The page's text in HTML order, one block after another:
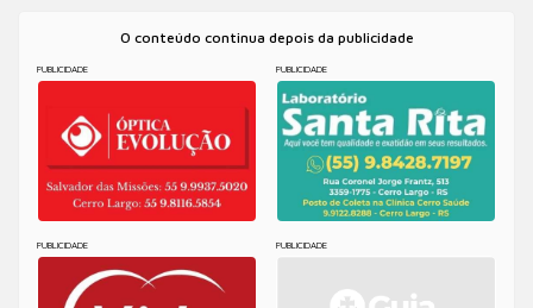
O conteúdo continua depois da publicidade
PUBLICIDADE PUBLICIDADE
PUBLICIDADE PUBLICIDADE